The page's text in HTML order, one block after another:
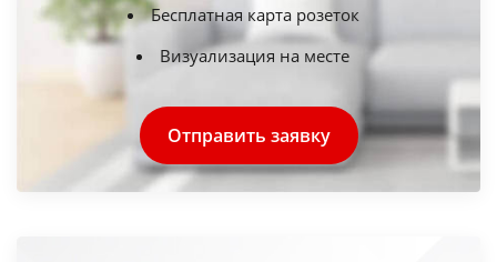
Бесплатная карта розеток
Визуализация на месте
Отправить заявку